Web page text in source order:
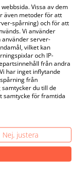
Vissa av dem
även metoder för att
spårning) och för att
Vi använder
server-
vilket kan
och IP-
från andra
har inget inflytande
från
du till de
samtycke för framtida
Nej, justera